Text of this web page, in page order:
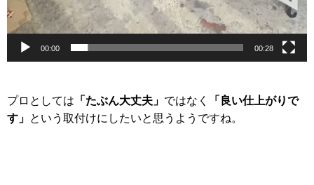
00:00 00:28
プロとしては 「たぶん大丈夫」 ではなく
「良い仕上がりで
す」 という取付けにしたいと思うようですね。